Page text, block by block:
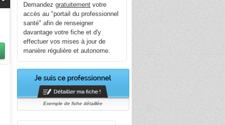
Demandezgratuitement votre
accès au "portail du professionnel
santé" afin de renseigner
davantage votre fiche et d'y
effectuer vos mises à jour de
manière régulière et autonome.
Exemple de fiche détaillée